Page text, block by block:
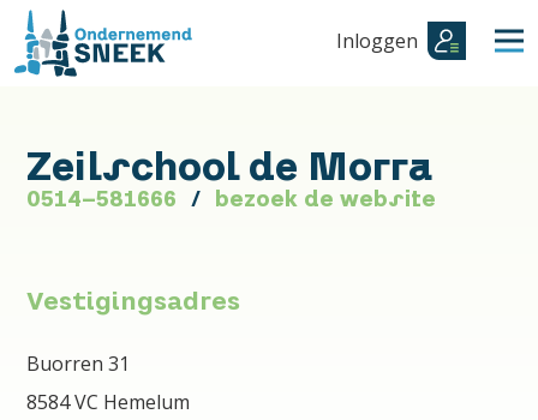
Inloggen
Zeilschool de Morra
0514-581666 bezoek de website
Vestigingsadres
Buorren 31
8584 VC Hemelum